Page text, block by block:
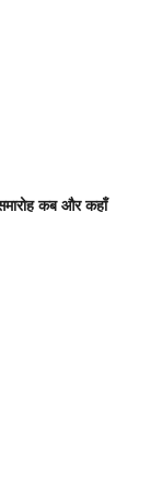
समारोह कब और कहाँ